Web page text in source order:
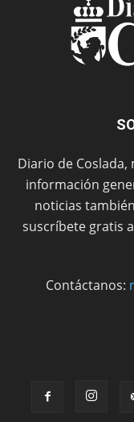
Diario de
información
noticias
suscríbete gratis
Contáctanos: